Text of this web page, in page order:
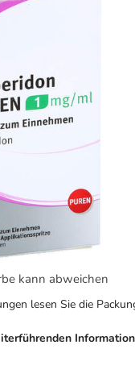
kann abweichen
lesen Sie die